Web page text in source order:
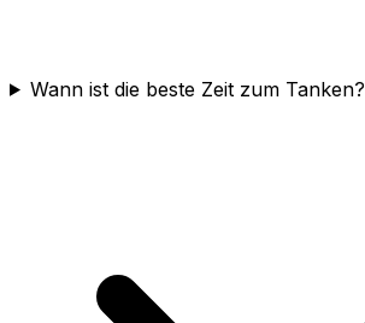
Wann ist die beste Zeit zum Tanken?